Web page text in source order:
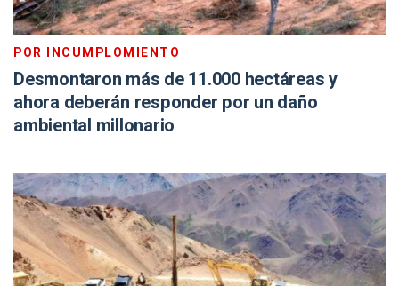
POR INCUMPLOMIENTO
Desmontaron más de 11.000 hectáreas y
ahora deberán responder por un daño
ambiental millonario